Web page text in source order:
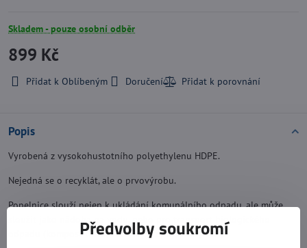
Skladem - pouze osobní odběr
899 Kč
Přidat k Oblíbeným Doručení
Popis
Vyrobená z vysokohustotního polyethylenu HDPE.
Nejedná se o recyklát, ale o prvovýrobu.
Popelnice slouží nejen k ukládání komunálního odpadu, ale může
sloužit jako nádoba na vodu, nebo pro transport biologického
odpadu (kompost tráva, větvičky, štěpky, piliny atd.).
Předvolby soukromí